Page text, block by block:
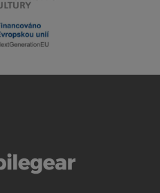
pohodlné držanie a zvýšenú
nárazom. Tento prémiový
a luxusný vzhľad.
OLED displejom